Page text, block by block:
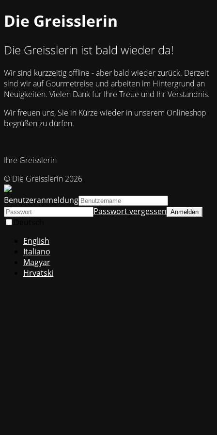
Die Greisslerin
Die Greisslerin ist bald wieder da!
Wir sind kurzzeitig offline - aber bald wieder zurück. Derzeit
sind wir auf Gourmetreise und arbeiten im Hintergrund an
Neuigkeiten. Vielen Dank für Ihre Treue und Ihr Verständnis.
Wir freuen uns, Sie in Kürze wieder in unserem Onlineshop
begrüßen zu dürfen.
Ihre Greisslerin
© Die Greisslerin 2026
Benutzeranmeldung
Passwort vergessen
English
Italiano
Magyar
Hrvatski